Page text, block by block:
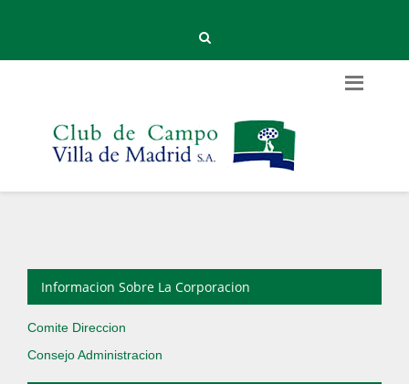
Informacion Sobre La Corporacion
Comite Direccion
Consejo Administracion